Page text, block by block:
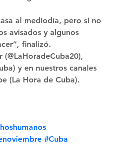
al mediodía, pero si no
avisados y algunos
finalizó.
(@LaHoradeCuba20),
y en nuestros canales
(La Hora de Cuba).
#Cuba